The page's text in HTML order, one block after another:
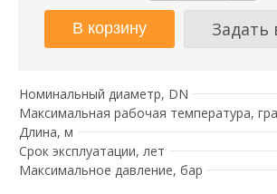
Задать
Номинальный диаметр, DN
Максимальная рабочая температура,
Длина, м
Срок эксплуатации, лет
Максимальное давление, бар